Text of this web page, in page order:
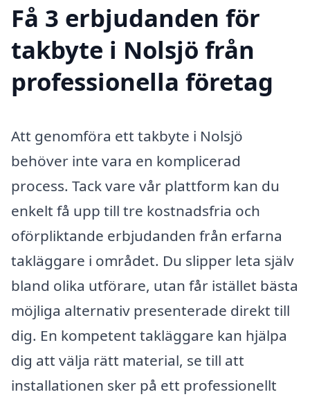
Få 3 erbjudanden för
takbyte i Nolsjö från
professionella företag
Att genomföra ett takbyte i Nolsjö
behöver inte vara en komplicerad
process. Tack vare vår plattform kan du
enkelt få upp till tre kostnadsfria och
oförpliktande erbjudanden från erfarna
takläggare i området. Du slipper leta själv
bland olika utförare, utan får istället bästa
möjliga alternativ presenterade direkt till
dig. En kompetent takläggare kan hjälpa
dig att välja rätt material, se till att
installationen sker på ett professionellt